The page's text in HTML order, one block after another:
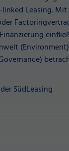
Leasing.
SüdLeasing